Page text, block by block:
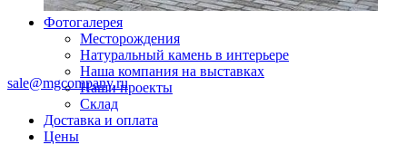
Фотогалерея
Месторождения
Натуральный камень в интерьере
Наша компания на выставках
Наши проекты
Склад
Доставка и оплата
Цены
sale@mgcompany.ru